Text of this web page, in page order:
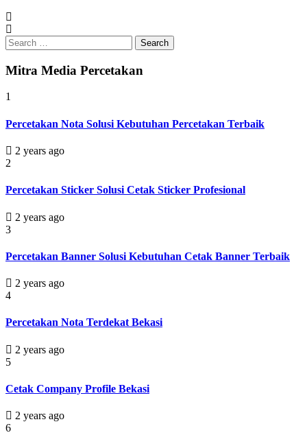
Search
for:
Mitra Media Percetakan
1
Percetakan Nota Solusi Kebutuhan Percetakan Terbaik
2 years ago
2
Percetakan Sticker Solusi Cetak Sticker Profesional
2 years ago
3
Percetakan Banner Solusi Kebutuhan Cetak Banner Terbaik
2 years ago
4
Percetakan Nota Terdekat Bekasi
2 years ago
5
Cetak Company Profile Bekasi
2 years ago
6